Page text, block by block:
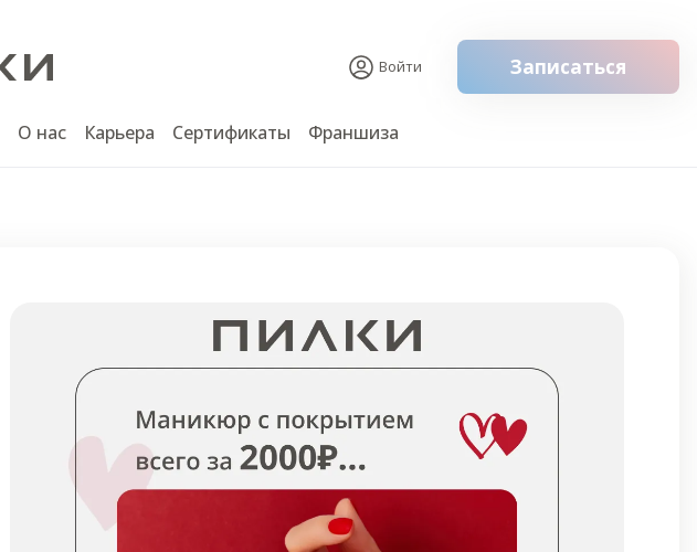
Войти Записаться
О нас Карьера Сертификаты Франшиза